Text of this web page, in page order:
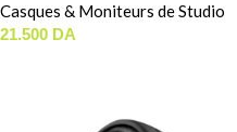
Casques & Moniteurs de Studio
21.500 DA